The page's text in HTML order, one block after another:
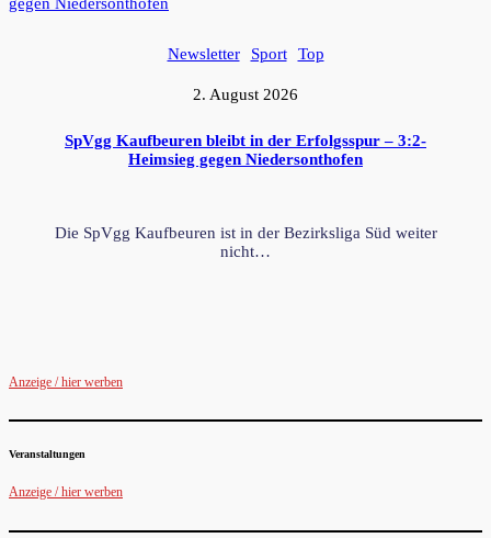
Newsletter Sport Top
2. August 2026
SpVgg Kaufbeuren bleibt in der Erfolgsspur – 3:2-
Heimsieg gegen Niedersonthofen
Die SpVgg Kaufbeuren ist in der Bezirksliga Süd weiter
nicht…
Anzeige / hier werben
Veranstaltungen
Anzeige / hier werben